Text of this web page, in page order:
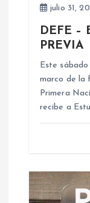
a
julio 31,
DEFE –
PREVIA
Este
marco de la
Primera
recibe a